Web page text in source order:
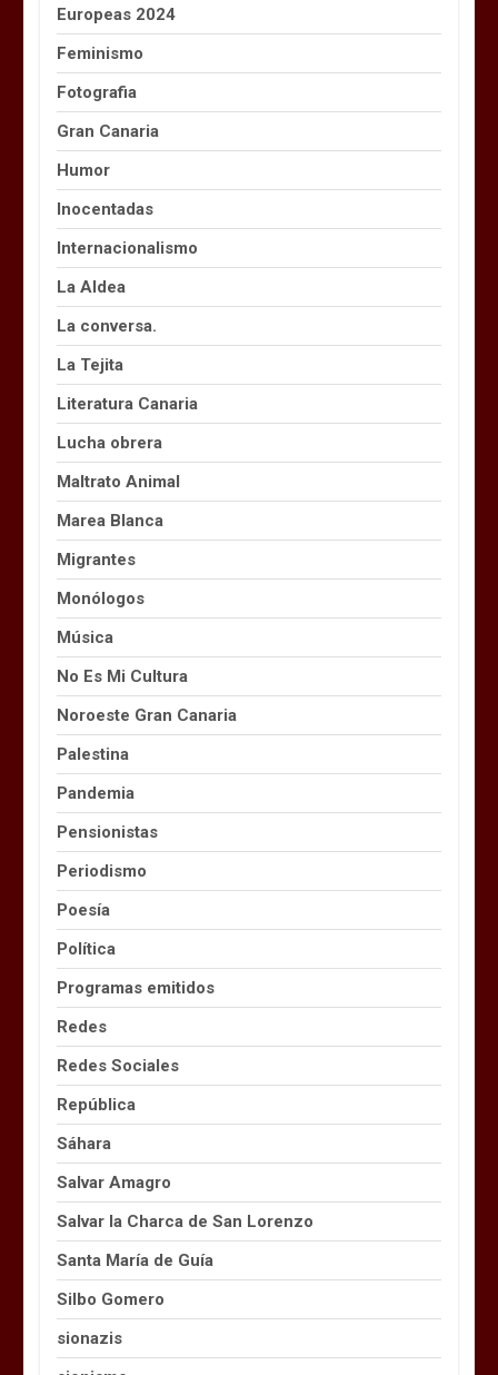
Europeas 2024
Feminismo
Fotografia
Gran Canaria
Humor
Inocentadas
Internacionalismo
La Aldea
La conversa.
La Tejita
Literatura Canaria
Lucha obrera
Maltrato Animal
Marea Blanca
Migrantes
Monólogos
Música
No Es Mi Cultura
Noroeste Gran Canaria
Palestina
Pandemia
Pensionistas
Periodismo
Poesía
Política
Programas emitidos
Redes
Redes Sociales
República
Sáhara
Salvar Amagro
Salvar la Charca de San Lorenzo
Santa María de Guía
Silbo Gomero
sionazis